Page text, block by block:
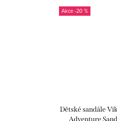
-20 %
Dětské sandále